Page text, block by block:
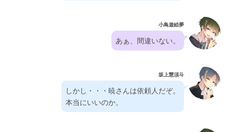
小鳥遊絵夢
あぁ、間違いない。
坂上慧須斗
しかし・・・暁さんは依頼人だぞ。
本当にいいのか。